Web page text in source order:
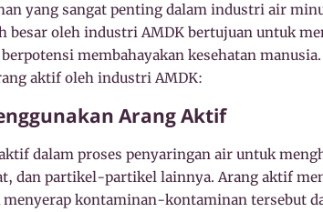
yang sangat penting dalam industri air
besar oleh industri AMDK bertujuan untuk
membahayakan kesehatan
aktif oleh industri AMDK:
Arang Aktif
dalam proses penyaringan air untuk
dan partikel-partikel lainnya. Arang aktif
kontaminan-kontaminan tersebut